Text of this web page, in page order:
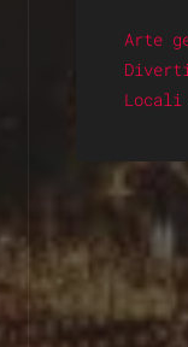
Arte
Locali